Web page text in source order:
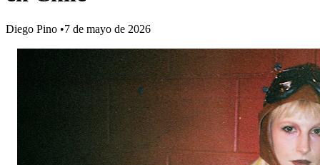
Diego Pino •7 de mayo de 2026